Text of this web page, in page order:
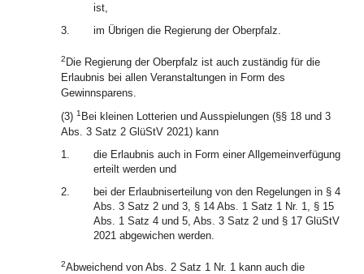
ist,
3.
im Übrigen die Regierung der Oberpfalz.
2 Die Regierung der Oberpfalz ist auch zuständig für die
Erlaubnis bei allen Veranstaltungen in Form des
Gewinnsparens.
(3) 1 Bei kleinen Lotterien und Ausspielungen (§§ 18 und 3
Abs. 3 Satz 2 GlüStV 2021) kann
1.
die Erlaubnis auch in Form einer Allgemeinverfügung
erteilt werden und
2.
bei der Erlaubniserteilung von den Regelungen in § 4
Abs. 3 Satz 2 und 3, § 14 Abs. 1 Satz 1 Nr. 1, § 15
Abs. 1 Satz 4 und 5, Abs. 3 Satz 2 und § 17 GlüStV
2021 abgewichen werden.
2Abweichend von Abs. 2 Satz 1 Nr. 1 kann auch die